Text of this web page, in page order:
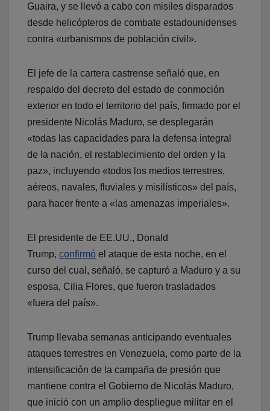
Guaira, y se llevó a cabo con misiles disparados
desde helicópteros de combate estadounidenses
contra «urbanismos de población civil».
El jefe de la cartera castrense señaló que, en
respaldo del decreto del estado de conmoción
exterior en todo el territorio del país, firmado por el
presidente Nicolás Maduro, se desplegarán
«todas las capacidades para la defensa integral
de la nación, el restablecimiento del orden y la
paz», incluyendo «todos los medios terrestres,
aéreos, navales, fluviales y misilísticos» del país,
para hacer frente a «las amenazas imperiales».
El presidente de EE.UU., Donald
Trump, confirmó el ataque de esta noche, en el
curso del cual, señaló, se capturó a Maduro y a su
esposa, Cilia Flores, que fueron trasladados
«fuera del país».
Trump llevaba semanas anticipando eventuales
ataques terrestres en Venezuela, como parte de la
intensificación de la campaña de presión que
mantiene contra el Gobierno de Nicolás Maduro,
que inició con un amplio despliegue militar en el